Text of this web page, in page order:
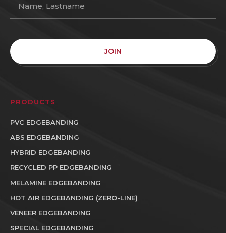
JOIN
PRODUCTS
PVC EDGEBANDING
ABS EDGEBANDING
HYBRID EDGEBANDING
RECYCLED PP EDGEBANDING
MELAMINE EDGEBANDING
HOT AIR EDGEBANDING (ZERO-LINE)
VENEER EDGEBANDING
SPECIAL EDGEBANDING